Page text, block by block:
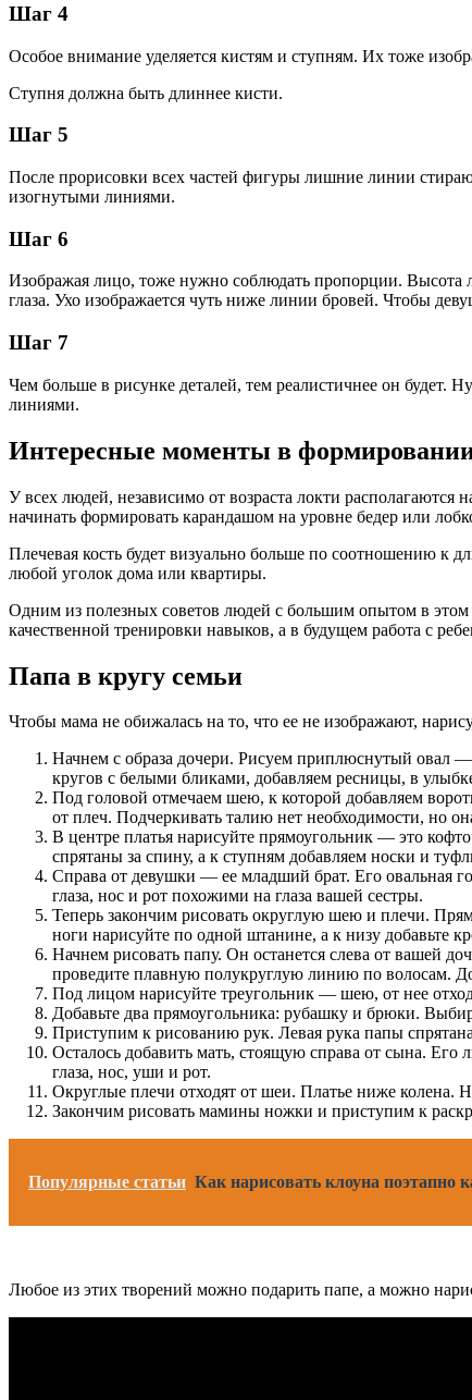
Шаг 4
Особое внимание уделяется кистям и ступням. Их тоже
Ступня должна быть длиннее кисти.
Шаг 5
После прорисовки всех частей фигуры лишние линии
изогнутыми линиями.
Шаг 6
Изображая лицо, тоже нужно соблюдать пропорции. Высота
глаза. Ухо изображается чуть ниже линии бровей. Чтобы
Шаг 7
Чем больше в рисунке деталей, тем реалистичнее он будет.
линиями.
Интересные моменты в формировании
У всех людей, независимо от возраста локти располагаются
начинать формировать карандашом на уровне бедер или
Плечевая кость будет визуально больше по соотношению к
любой уголок дома или квартиры.
Одним из полезных советов людей с большим опытом в
качественной тренировки навыков, а в будущем работа с
Папа в кругу семьи
Чтобы мама не обижалась на то, что ее не изображают,
Начнем с образа дочери. Рисуем приплюснутый овал
кругов с белыми бликами, добавляем ресницы, в
Под головой отмечаем шею, к которой добавляем
от плеч. Подчеркивать талию нет необходимости, но
В центре платья нарисуйте прямоугольник — это
спрятаны за спину, а к ступням добавляем носки и
Справа от девушки — ее младший брат. Его овальная
глаза, нос и рот похожими на глаза вашей сестры.
Теперь закончим рисовать округлую шею и плечи.
ноги нарисуйте по одной штанине, а к низу добавьте
Начнем рисовать папу. Он останется слева от вашей
проведите плавную полукруглую линию по волосам.
Под лицом нарисуйте треугольник — шею, от нее
Добавьте два прямоугольника: рубашку и брюки.
Приступим к рисованию рук. Левая рука папы
Осталось добавить мать, стоящую справа от сына.
глаза, нос, уши и рот.
Округлые плечи отходят от шеи. Платье ниже колена.
Закончим рисовать мамины ножки и приступим к
Популярные статьи Как нарисовать клоуна поэтапно
Любое из этих творений можно подарить папе, а можно